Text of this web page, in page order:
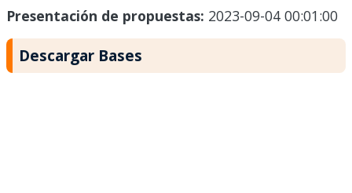
Presentación de propuestas: 2023-09-04 00:01:00
Descargar Bases